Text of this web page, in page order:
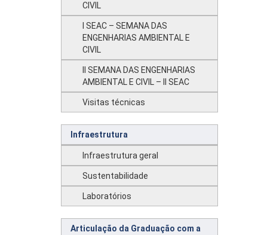
CIVIL
I SEAC – SEMANA DAS
ENGENHARIAS AMBIENTAL E
CIVIL
II SEMANA DAS ENGENHARIAS
AMBIENTAL E CIVIL – II SEAC
Visitas técnicas
Infraestrutura
Infraestrutura geral
Sustentabilidade
Laboratórios
Articulação da Graduação com a